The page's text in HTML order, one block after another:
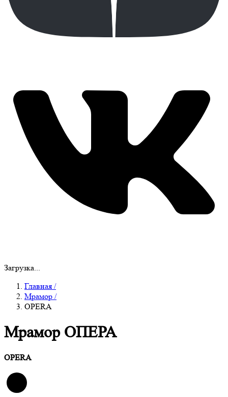
Загрузка...
Главная /
Мрамор /
OPERA
Мрамор ОПЕРА
OPERA